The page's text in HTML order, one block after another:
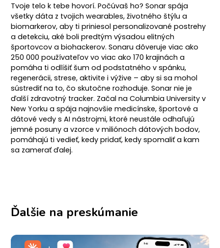
Tvoje telo k tebe hovorí. Počúvaš ho? Sonar spája
všetky dáta z tvojich wearables, životného štýlu a
biomarkerov, aby ti priniesol personalizované postrehy
a detekciu, aké boli predtým výsadou elitných
športovcov a biohackerov. Sonaru dôveruje viac ako
250 000 používateľov vo viac ako 170 krajinách a
pomáha ti odlíšiť šum od podstatného v spánku,
regenerácii, strese, aktivite i výžive – aby si sa mohol
sústrediť na to, čo skutočne rozhoduje. Sonar nie je
ďalší zdravotný tracker. Začal na Columbia University v
New Yorku a spája najnovšie medicínske, športové a
dátové vedy s AI nástrojmi, ktoré neustále odhaľujú
jemné posuny a vzorce v miliónoch dátových bodov,
pomáhajú ti vedieť, kedy pridať, kedy spomaliť a kam
sa zamerať ďalej.
Ďalšie na preskúmanie